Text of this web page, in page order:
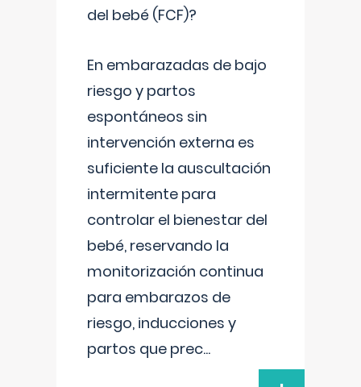
del bebé (FCF)?
En embarazadas de bajo
riesgo y partos
espontáneos sin
intervención externa es
suficiente la auscultación
intermitente para
controlar el bienestar del
bebé, reservando la
monitorización continua
para embarazos de
riesgo, inducciones y
partos que prec...